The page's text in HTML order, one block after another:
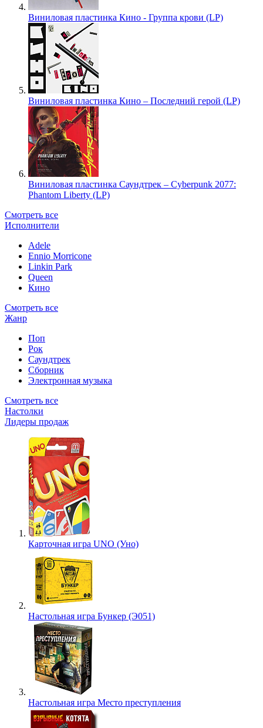
Виниловая пластинка Кино - Группа крови (LP)
Виниловая пластинка Кино – Последний герой (LP)
Виниловая пластинка Саундтрек – Cyberpunk 2077:
Phantom Liberty (LP)
Смотреть все
Исполнители
Adele
Ennio Morricone
Linkin Park
Queen
Кино
Смотреть все
Жанр
Поп
Рок
Саундтрек
Сборник
Электронная музыка
Смотреть все
Настолки
Лидеры продаж
Карточная игра UNO (Уно)
Настольная игра Бункер (Э051)
Настольная игра Место преступления